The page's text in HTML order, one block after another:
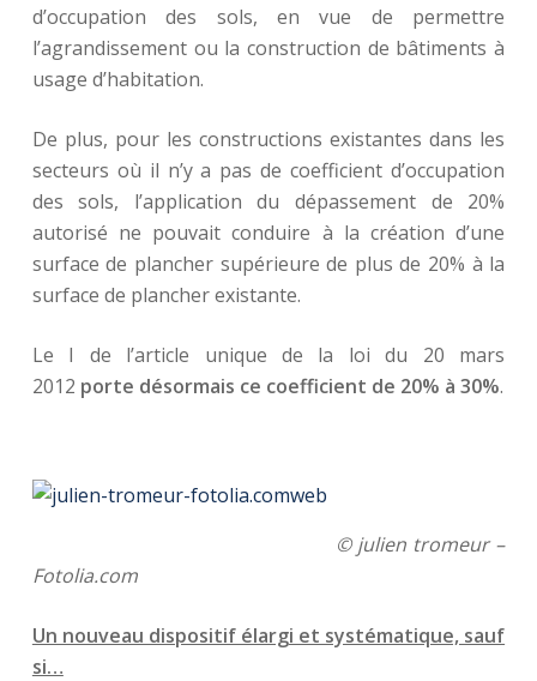
d’occupation des sols, en vue de permettre
l’agrandissement ou la construction de bâtiments à
usage d’habitation.
De plus, pour les constructions existantes dans les
secteurs où il n’y a pas de coefficient d’occupation
des sols, l’application du dépassement de 20%
autorisé ne pouvait conduire à la création d’une
surface de plancher supérieure de plus de 20% à la
surface de plancher existante.
Le I de l’article unique de la loi du 20 mars
2012 porte désormais ce coefficient de 20% à 30%.
© julien tromeur –
Fotolia.com
Un nouveau dispositif élargi et systématique, sauf
si…